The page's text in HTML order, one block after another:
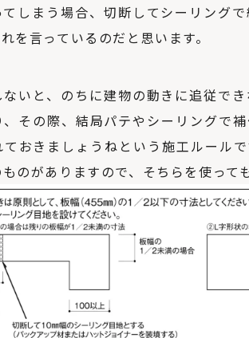
しまう場合、切断してシーリング
を言っているのだと思います。
ないと、のちに建物の動きに追従で
その際、結局パテやシーリングで
おきましょうねという施工ルール
のがありますので、そちらを使って